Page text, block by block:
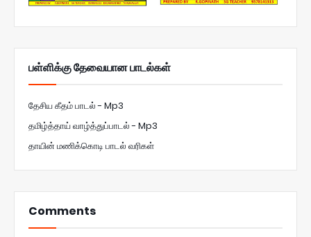
பள்ளிக்கு தேவையான பாடல்கள்
தேசிய கீதம் பாடல் - Mp3
தமிழ்த்தாய் வாழ்த்துப்பாடல் - Mp3
தாயின் மணிக்கொடி பாடல் வரிகள்
Comments